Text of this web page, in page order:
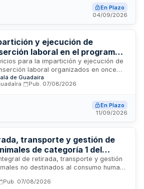
aplicada, vigilancia de la salud y
en cumplimiento de la legislación
especializada acreditada con los
necesarios según la
En Plazo
04/09/2026
y ejecución de
laboral en el programa
por el Fondo Social
de Alcalá de Guadaíra
para la impartición y ejecución de
laboral organizados en once
proyecto RELANZA-T del programa de
y economía social ÉFESO. La
2021-2027 y ejecutada por
de Guadaíra. Los servicios
desde la firma del contrato hasta la
conforme a las condiciones
detalladas en el pliego de
de Guadaíra
Pub. 07/08/2026
En Plazo
11/09/2026
transporte y gestión de
de categoría 1 del
Mercazaragoza
de retirada, transporte y gestión
no destinados al consumo humano
1 procedentes de la actividad del
Mercazaragoza, S.A. El adjudicatario
Pub. 07/08/2026